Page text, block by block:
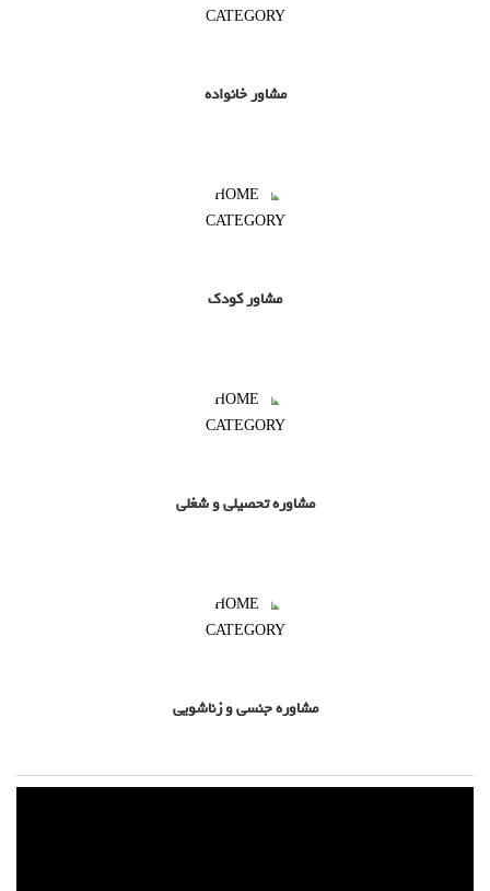
مشاور خانواده
مشاور کودک
مشاوره تحصیلی و شغلی
مشاوره جنسی و زناشویی